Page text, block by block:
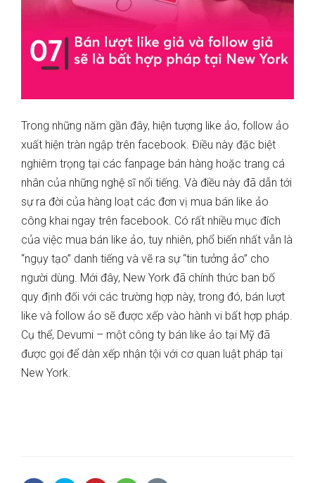
Trong những năm gần đây, hiện tượng like ảo, follow ảo
xuất hiện tràn ngập trên facebook. Điều này đặc biệt
nghiêm trọng tại các fanpage bán hàng hoặc trang cá
nhân của những nghệ sĩ nổi tiếng. Và điều này đã dẫn tới
sự ra đời của hàng loạt các đơn vị mua bán like ảo
công khai ngay trên facebook. Có rất nhiều mục đích
của việc mua bán like ảo, tuy nhiên, phổ biến nhất vẫn là
“ngụy tạo” danh tiếng và vẽ ra sự “tin tưởng ảo” cho
người dùng. Mới đây, New York đã chính thức ban bố
quy định đối với các trường hợp này, trong đó, bán lượt
like và follow ảo sẽ được xếp vào hành vi bất hợp pháp.
Cụ thể, Devumi – một công ty bán like ảo tại Mỹ đã
được gọi để dàn xếp nhận tội với cơ quan luật pháp tại
New York.